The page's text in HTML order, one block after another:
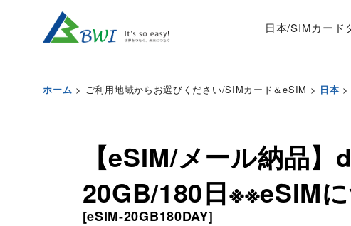
日本/SIMカード
ホーム > ご利用地域からお選びください/SIMカード＆eSIM > 日本 >
【eSIM/メール納品
20GB/180日※※eSIM
[eSIM-20GB180DAY]